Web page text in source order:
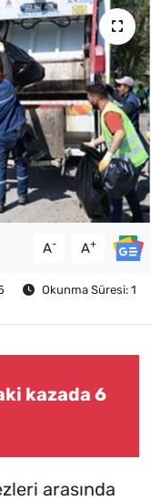
A- A+
Okunma Süresi: 1
kazada 6
arasında